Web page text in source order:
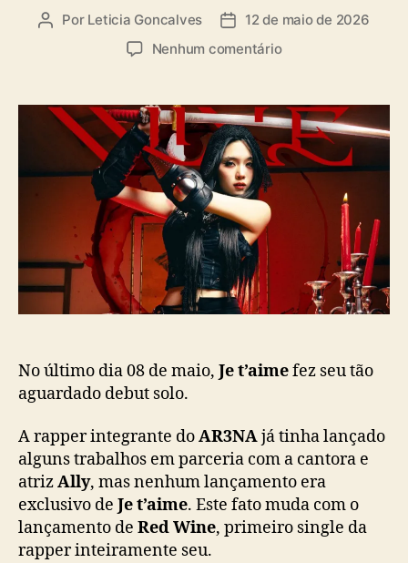
A
r
o
Por Leticia Goncalves
D
d
e
p
u
b
l
i
c
a
ç
ã
12 de maio de 2026
Nenhum comentárioe
a
p
p
e
i
(
3
A
)
f
a
No último dia 08 de maio, Je t’aimefez seu tão
aguardado debut solo.
A rapper integrante doAR3NAjá tinha lançado
alguns trabalhos em parceria com a cantora e
atrizAlly, mas nenhum lançamento era
exclusivo de Je t’aime. Este fato muda com o
lançamento de Red Wine, primeiro single da
rapper inteiramente seu.